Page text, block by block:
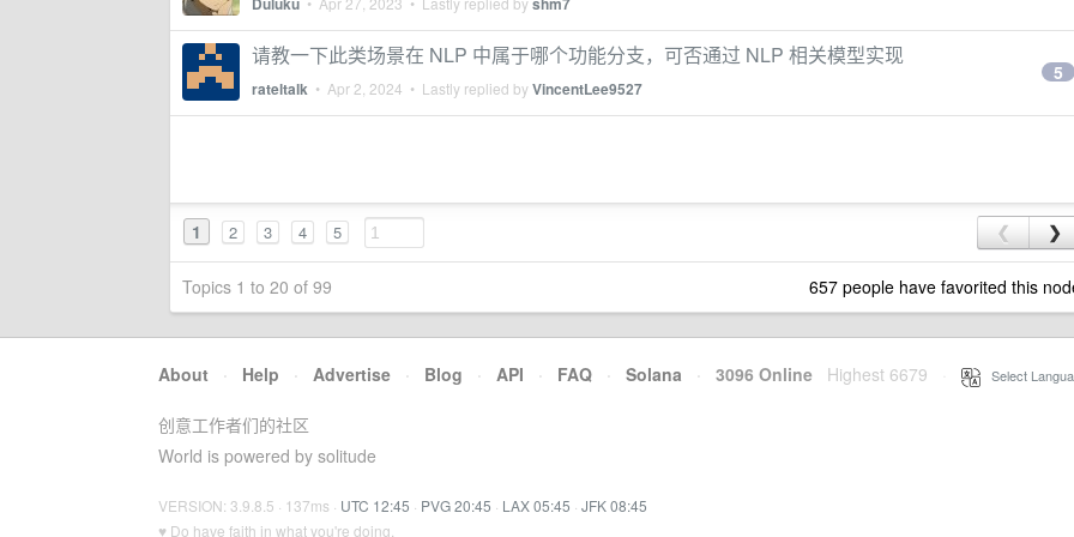
请教一下此类场景在 NLP 中属于哪个功能分支，可否通过 NLP 相关模型实现
rateltalk • Apr 2, 2024 • Lastly replied byVincentLee9527
5
1 2 3 4 5 ❮ ❯
Topics 1 to 20 of 99 657 people have favorited this
About · Help · Advertise · Blog · API · FAQ · Solana · 3096 Online Highest 6679 Select
创意工作者们的社区
World is powered by solitude
VERSION: 3.9.8.5 · 137ms · UTC 12:45 · PVG 20:45 · LAX 05:45 · JFK 08:45
♥ Do have faith in what you're doing.